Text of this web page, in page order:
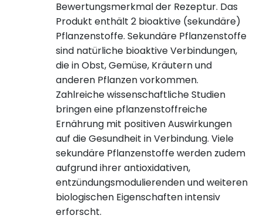
Bewertungsmerkmal der Rezeptur. Das
Produkt enthält 2 bioaktive (sekundäre)
Pflanzenstoffe. Sekundäre Pflanzenstoffe
sind natürliche bioaktive Verbindungen,
die in Obst, Gemüse, Kräutern und
anderen Pflanzen vorkommen.
Zahlreiche wissenschaftliche Studien
bringen eine pflanzenstoffreiche
Ernährung mit positiven Auswirkungen
auf die Gesundheit in Verbindung. Viele
sekundäre Pflanzenstoffe werden zudem
aufgrund ihrer antioxidativen,
entzündungsmodulierenden und weiteren
biologischen Eigenschaften intensiv
erforscht.